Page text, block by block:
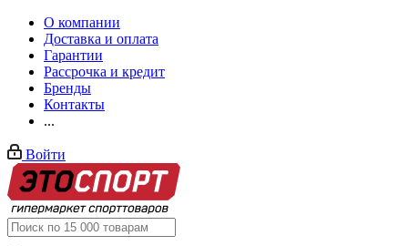
О компании
Доставка и оплата
Гарантии
Рассрочка и кредит
Бренды
Контакты
...
Войти